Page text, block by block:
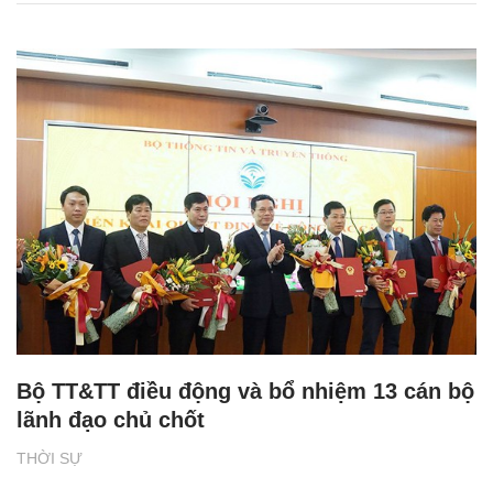
THỜI SỰ
Bộ TT&TT điều động và bổ nhiệm 13 cán bộ
lãnh đạo chủ chốt